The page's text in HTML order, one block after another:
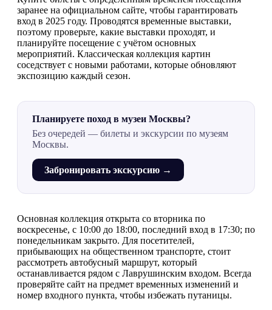
заранее на официальном сайте, чтобы гарантировать
вход в 2025 году. Проводятся временные выставки,
поэтому проверьте, какие выставки проходят, и
планируйте посещение с учётом основных
мероприятий. Классическая коллекция картин
соседствует с новыми работами, которые обновляют
экспозицию каждый сезон.
Планируете поход в музеи Москвы?
Без очередей — билеты и экскурсии по музеям
Москвы.
Забронировать экскурсию →
Основная коллекция открыта со вторника по
воскресенье, с 10:00 до 18:00, последний вход в 17:30; по
понедельникам закрыто. Для посетителей,
прибывающих на общественном транспорте, стоит
рассмотреть автобусный маршрут, который
останавливается рядом с Лаврушинским входом. Всегда
проверяйте сайт на предмет временных изменений и
номер входного пункта, чтобы избежать путаницы.